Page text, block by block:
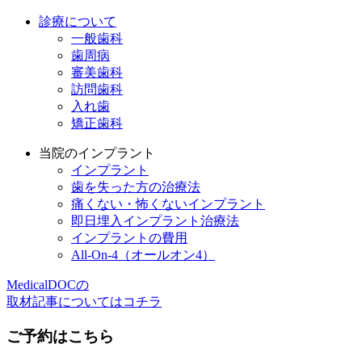
診療について
一般歯科
歯周病
審美歯科
訪問歯科
入れ歯
矯正歯科
当院のインプラント
インプラント
歯を失った方の治療法
痛くない・怖くないインプラント
即日埋入インプラント治療法
インプラントの費用
All-On-4（オールオン4）
MedicalDOCの
取材記事についてはコチラ
ご予約はこちら